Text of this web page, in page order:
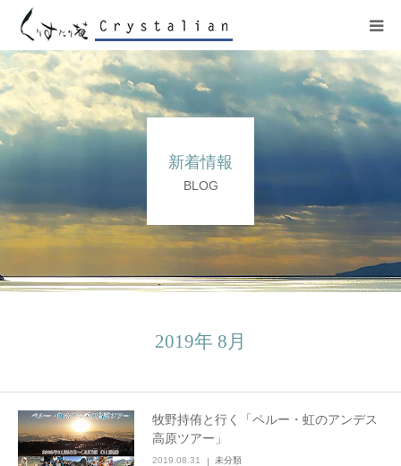
新着情報
BLOG
2019年 8月
牧野持侑と行く「ペルー・虹のアンデス
高原ツアー」
2019.08.31 未分類
ヒーリング
ワークショップ
プロフィール
コンサート